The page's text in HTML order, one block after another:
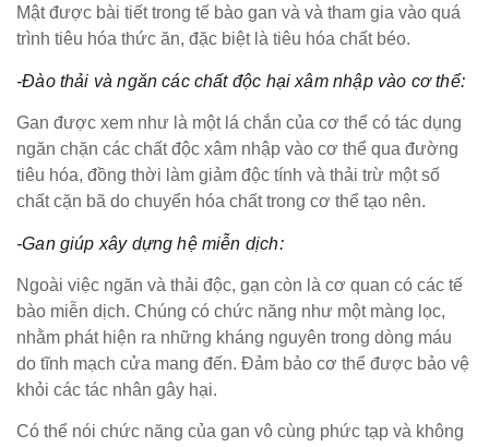
Mật được bài tiết trong tế bào gan và và tham gia vào quá
trình tiêu hóa thức ăn, đặc biệt là tiêu hóa chất béo.
-Đào thải và ngăn các chất độc hại xâm nhập vào cơ thể:
Gan được xem như là một lá chắn của cơ thể có tác dụng
ngăn chặn các chất độc xâm nhập vào cơ thể qua đường
tiêu hóa, đồng thời làm giảm độc tính và thải trừ một số
chất cặn bã do chuyển hóa chất trong cơ thể tạo nên.
-Gan giúp xây dựng hệ miễn dịch:
Ngoài việc ngăn và thải độc, gạn còn là cơ quan có các tế
bào miễn dịch. Chúng có chức năng như một màng lọc,
nhằm phát hiện ra những kháng nguyên trong dòng máu
do tĩnh mạch cửa mang đến. Đảm bảo cơ thể được bảo vệ
khỏi các tác nhân gây hại.
Có thể nói chức năng của gan vô cùng phức tạp và không